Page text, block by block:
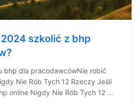
szkolić z bhp
bhp dla pracodawcówNie robić
Nie Rób Tych 12 Rzeczy Jeśli
online Nigdy Nie Rób Tych 12 ...